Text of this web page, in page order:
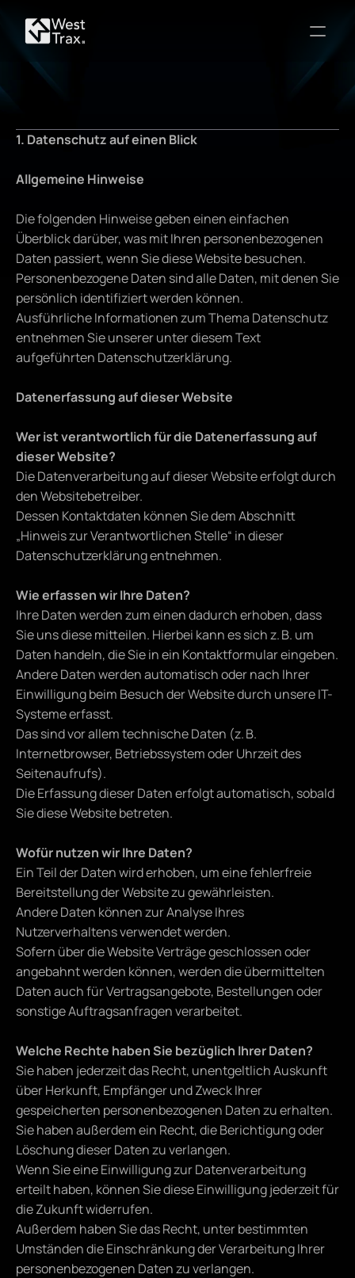
1. Datenschutz auf einen Blick
Allgemeine Hinweise
Die folgenden Hinweise geben einen einfachen
Überblick darüber, was mit Ihren personenbezogenen
Daten passiert, wenn Sie diese Website besuchen.
Personenbezogene Daten sind alle Daten, mit denen Sie
persönlich identifiziert werden können.
Ausführliche Informationen zum Thema Datenschutz
entnehmen Sie unserer unter diesem Text
aufgeführten Datenschutzerklärung.
Datenerfassung auf dieser Website
Wer ist verantwortlich für die Datenerfassung auf
dieser Website?
Die Datenverarbeitung auf dieser Website erfolgt durch
den Websitebetreiber.
Dessen Kontaktdaten können Sie dem Abschnitt
„Hinweis zur Verantwortlichen Stelle“ in dieser
Datenschutzerklärung entnehmen.
Wie erfassen wir Ihre Daten?
Ihre Daten werden zum einen dadurch erhoben, dass
Sie uns diese mitteilen. Hierbei kann es sich z. B. um
Daten handeln, die Sie in ein Kontaktformular eingeben.
Andere Daten werden automatisch oder nach Ihrer
Einwilligung beim Besuch der Website durch unsere IT-
Systeme erfasst.
Das sind vor allem technische Daten (z. B.
Internetbrowser, Betriebssystem oder Uhrzeit des
Seitenaufrufs).
Die Erfassung dieser Daten erfolgt automatisch, sobald
Sie diese Website betreten.
Wofür nutzen wir Ihre Daten?
Ein Teil der Daten wird erhoben, um eine fehlerfreie
Bereitstellung der Website zu gewährleisten.
Andere Daten können zur Analyse Ihres
Nutzerverhaltens verwendet werden.
Sofern über die Website Verträge geschlossen oder
angebahnt werden können, werden die übermittelten
Daten auch für Vertragsangebote, Bestellungen oder
sonstige Auftragsanfragen verarbeitet.
Welche Rechte haben Sie bezüglich Ihrer Daten?
Sie haben jederzeit das Recht, unentgeltlich Auskunft
über Herkunft, Empfänger und Zweck Ihrer
gespeicherten personenbezogenen Daten zu erhalten.
Sie haben außerdem ein Recht, die Berichtigung oder
Löschung dieser Daten zu verlangen.
Wenn Sie eine Einwilligung zur Datenverarbeitung
erteilt haben, können Sie diese Einwilligung jederzeit für
die Zukunft widerrufen.
Außerdem haben Sie das Recht, unter bestimmten
Umständen die Einschränkung der Verarbeitung Ihrer
personenbezogenen Daten zu verlangen.